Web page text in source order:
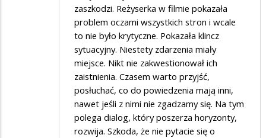
zaszkodzi. Reżyserka w filmie pokazała
problem oczami wszystkich stron i wcale
to nie było krytyczne. Pokazała klincz
sytuacyjny. Niestety zdarzenia miały
miejsce. Nikt nie zakwestionował ich
zaistnienia. Czasem warto przyjść,
posłuchać, co do powiedzenia mają inni,
nawet jeśli z nimi nie zgadzamy się. Na tym
polega dialog, który poszerza horyzonty,
rozwija. Szkoda, że nie pytacie się o